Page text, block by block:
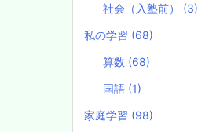
社会（入塾前） (3)
私の学習 (68)
算数 (68)
国語 (1)
家庭学習 (98)